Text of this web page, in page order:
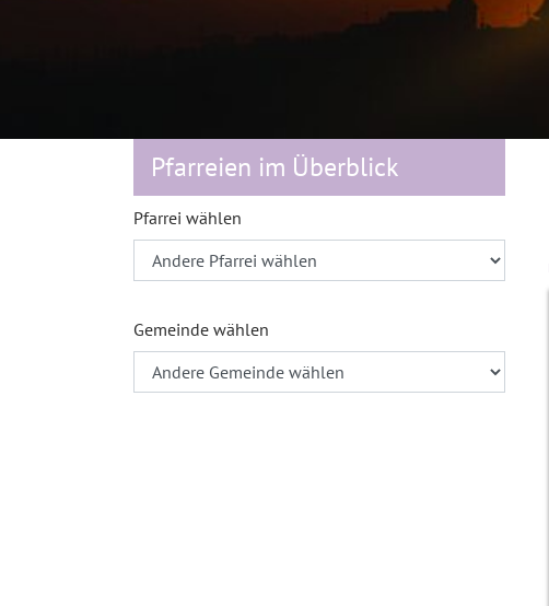
Pfarreien im Überblick
Pfarrei wählen
Gemeinde wählen